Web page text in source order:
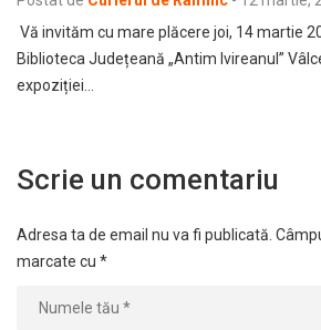
Vă invităm cu mare plăcere joi, 14 martie
Biblioteca Județeană „Antim Ivireanul”
expoziției…
Scrie un comentariu
Adresa ta de email nu va fi publicată.
marcate cu *